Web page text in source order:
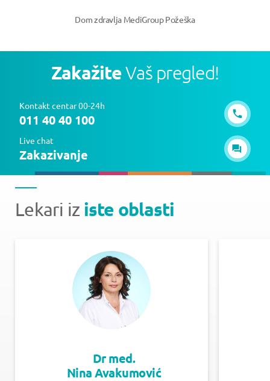
Dom zdravlja MediGroup Požeška
ZakažiteVaš pregled!
Kontakt centar 00-24h
011 40 40 100
Live chat
Zakazivanje
Lekari iz iste oblasti
Dr med.
Nina Avakumović